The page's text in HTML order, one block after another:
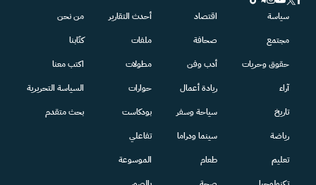
سياسة
مجتمع
حقوق وحريات
آراء
تاريخ
رياضة
تعليم
اقتصاد
صحافة
أدب وفن
ريادة أعمال
سياحة وسفر
سينما ودراما
طعام
أحدث التقارير
ملفات
مطولات
حوارات
بودكاست
تفاعلي
الموسوعة
من نحن
كتّابنا
اكتب معنا
السياسة التحريرية
بحث متقدم